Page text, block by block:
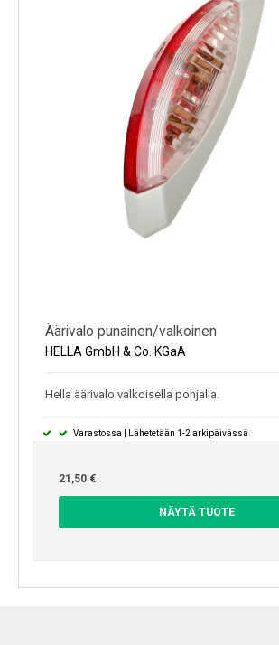
Äärivalo punainen/valkoinen
HELLA GmbH & Co. KGaA
Hella äärivalo valkoisella pohjalla.
Varastossa | Lähetetään 1-2 arkipäivässä
21,50 €
NÄYTÄ TUOTE